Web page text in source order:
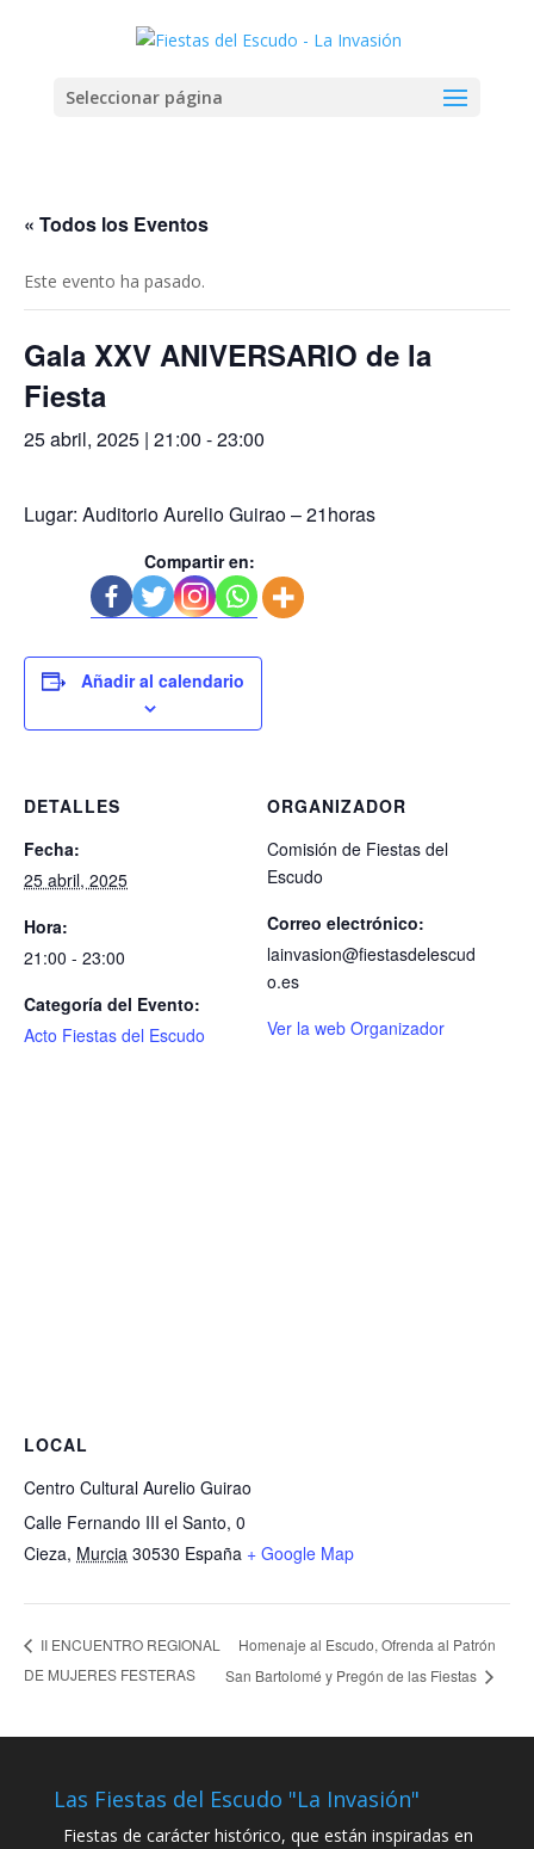
Seleccionar página
« Todos los Eventos
Este evento ha pasado.
Gala XXV ANIVERSARIO de la
Fiesta
25 abril, 2025 | 21:00 -23:00
Lugar: Auditorio Aurelio Guirao – 21horas
Compartir en:
Añadir al calendario
DETALLES
Fecha:
25 abril, 2025
Hora:
21:00 - 23:00
Categoría del Evento:
Acto Fiestas del Escudo
ORGANIZADOR
Comisión de Fiestas del
Escudo
Correo electrónico:
lainvasion@fiestasdelescud
o.es
Ver la web Organizador
LOCAL
Centro Cultural Aurelio Guirao
Calle Fernando III el Santo, 0
Cieza, Murcia 30530 España + Google Map
II ENCUENTRO REGIONAL
DE MUJERES FESTERAS
Homenaje al Escudo, Ofrenda al Patrón
San Bartolomé y Pregón de las Fiestas
Las Fiestas del Escudo "La Invasión"
Fiestas de carácter histórico, que están inspiradas en